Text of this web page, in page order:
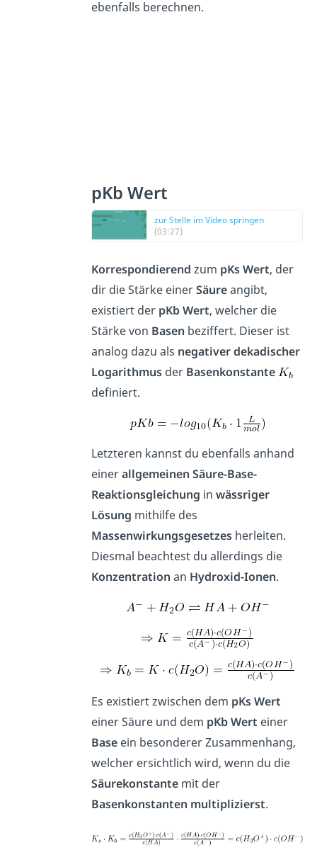
ebenfalls berechnen.
pKb Wert
zur Stelle im Video springen
(03:27)
Korrespondierend zum pKsWert, der
dir die Stärke einerSäureangibt,
existiert der pKbWert, welcher die
Stärke von Basen beziffert. Dieser ist
analog dazu als negativerdekadischer
Logarithmus der Basenkonstante
definiert.
Letzteren kannst du ebenfalls anhand
einerallgemeinen Säure-Base-
Reaktionsgleichung inwässriger
Lösung mithilfe des
Massenwirkungsgesetzes herleiten.
Diesmal beachtest du allerdings die
Konzentration an Hydroxid-Ionen.
Es existiert zwischen dem pKsWert
einer Säure und dem pKbWert einer
Base ein besonderer Zusammenhang,
welcher ersichtlich wird, wenn du die
Säurekonstante mit der
Basenkonstanten multiplizierst.